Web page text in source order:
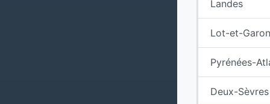
Landes
Lot-et-
Pyrénées-
Deux-Sèvres